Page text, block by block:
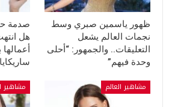
ظهور ياسمين صبري وسط
نجمات العالم يشعل
التعليقات.. والجمهور: “أحلى
وحدة فيهم”
صدمة
هل
مشاهير العالم مشاهير